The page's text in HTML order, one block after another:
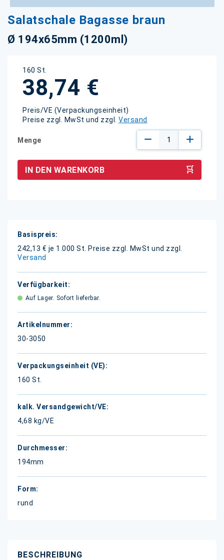
Salatschale Bagasse braun
Ø 194x65mm (1200ml)
160 St.
38,74 €
Preis/VE (Verpackungseinheit)
Preise zzgl. MwSt und zzgl. Versand
Menge
IN DEN WARENKORB
Weitere
Informationen
242,13 € je 1.000 St.
Preise zzgl. MwSt und zzgl.
Versand
Auf Lager. Sofort lieferbar.
30-3050
160 St.
4,68 kg/VE
194mm
rund
Anfang
der
Bildgalerie
BESCHREIBUNG